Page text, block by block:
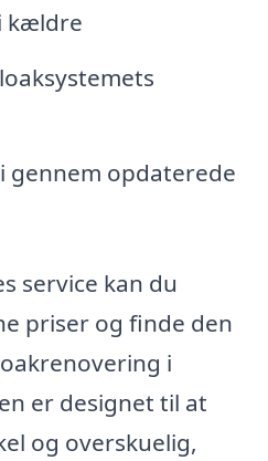
kældre
opdaterede
service kan du
priser og finde den
i
er designet til at
og overskuelig,